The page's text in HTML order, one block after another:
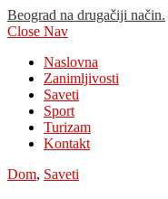
Beograd na drugačiji način.
Close Nav
Naslovna
Zanimljivosti
Saveti
Sport
Turizam
Kontakt
Dom, Saveti